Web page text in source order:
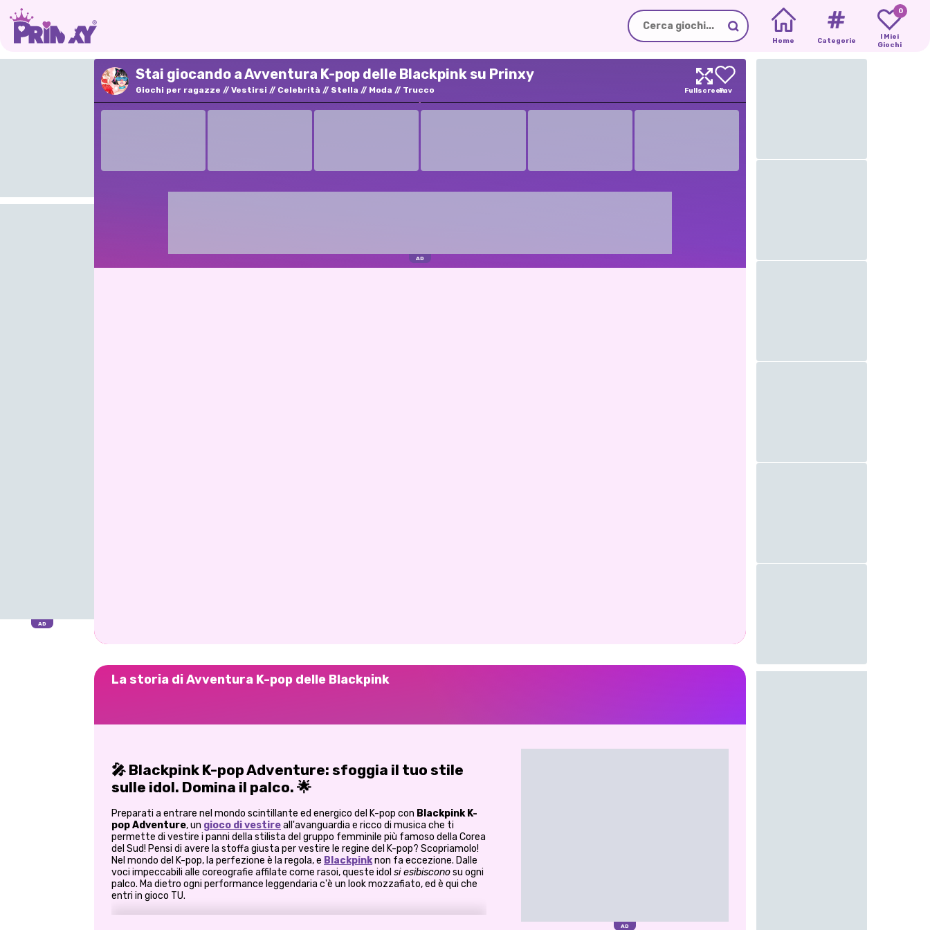
Home Categorie
0
I Miei
Giochi
Stai giocando a Avventura K-pop delle Blackpink su Prinxy
Giochi per ragazze Vestirsi Celebrità Stella Moda Trucco
La storia di Avventura K-pop delle Blackpink
🎤 Blackpink K-pop Adventure: sfoggia il tuo stile
sulle idol. Domina il palco. 🌟
Preparati a entrare nel mondo scintillante ed energico del K-pop con Blackpink K-
pop Adventure, un gioco di vestireall'avanguardia e ricco di musica che ti
permette di vestire i panni della stilista del gruppo femminile più famoso della Corea
del Sud! Pensi di avere la stoffa giusta per vestire le regine del K-pop? Scopriamolo!
Nel mondo del K-pop, la perfezione è la regola, e Blackpinknon fa eccezione. Dalle
voci impeccabili alle coreografie affilate come rasoi, queste idol si esibisconosu ogni
palco. Ma dietro ogni performance leggendaria c'è un look mozzafiato, ed è qui che
entri in gioco TU.